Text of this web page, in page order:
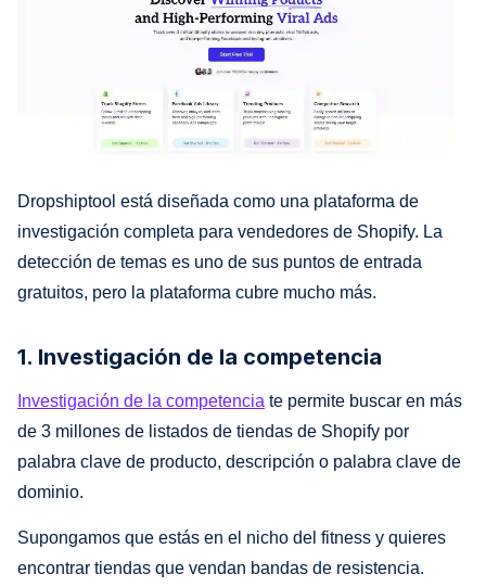
Dropshiptool está diseñada como una plataforma de
investigación completa para vendedores de Shopify. La
detección de temas es uno de sus puntos de entrada
gratuitos, pero la plataforma cubre mucho más.
1. Investigación de la competencia
Investigación de la competencia te permite buscar en más
de 3 millones de listados de tiendas de Shopify por
palabra clave de producto, descripción o palabra clave de
dominio.
Supongamos que estás en el nicho del fitness y quieres
encontrar tiendas que vendan bandas de resistencia.